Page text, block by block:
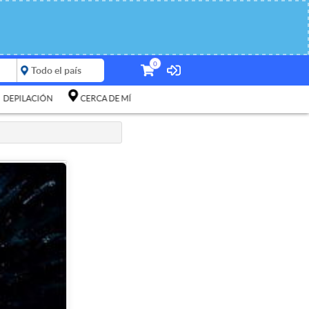
0
DEPILACIÓN CERCA DE MÍ